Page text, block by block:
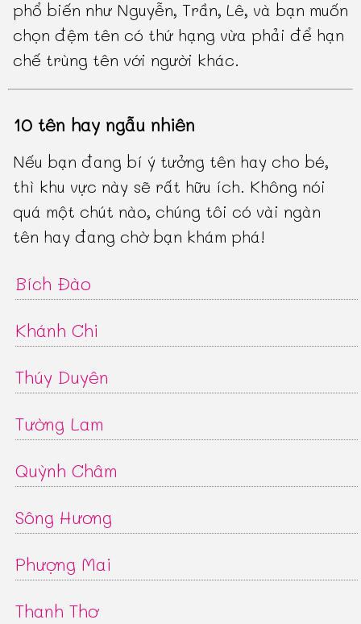
phổ biến như Nguyễn, Trần, Lê, và bạn muốn
chọn đệm tên có thứ hạng vừa phải để hạn
chế trùng tên với người khác.
10 tên hay ngẫu nhiên
Nếu bạn đang bí ý tưởng tên hay cho bé,
thì khu vực này sẽ rất hữu ích. Không nói
quá một chút nào, chúng tôi có vài ngàn
tên hay đang chờ bạn khám phá!
Bích Đào
Khánh Chi
Thúy Duyên
Tường Lam
Quỳnh Châm
Sông Hương
Phượng Mai
Thanh Thơ